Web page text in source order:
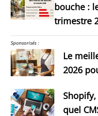
bouche :
trimestre
Sponsorisés :
Le
2026
quel